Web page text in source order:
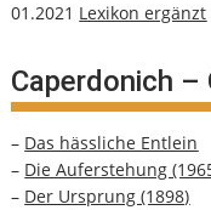
01.2021 Lexikon ergänzt
Caperdonich –
– Das hässliche Entlein
– Die Auferstehung
– Der Ursprung (1898)